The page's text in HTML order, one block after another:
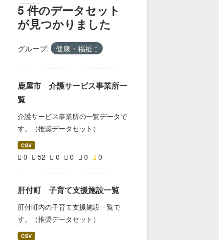
5 件のデータセット
が見つかりました
グループ: 健康・福祉
鹿屋市 介護サービス事業所一
覧
介護サービス事業所の一覧データで
す。（推奨データセット）
CSV
0 52 0 0 0 0
肝付町 子育て支援施設一覧
肝付町内の子育て支援施設一覧で
す。（推奨データセット）
CSV